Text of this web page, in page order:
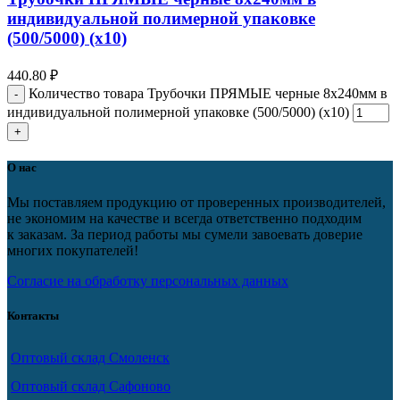
индивидуальной полимерной упаковке
(500/5000) (х10)
440.80 ₽
Количество товара Трубочки ПРЯМЫЕ черные 8х240мм в
индивидуальной полимерной упаковке (500/5000) (х10)
О нас
Мы поставляем продукцию от проверенных производителей,
не экономим на качестве и всегда ответственно подходим
к заказам. За период работы мы сумели завоевать доверие
многих покупателей!
Согласие на обработку персональных данных
Контакты
Оптовый склад Смоленск
Оптовый склад Сафоново